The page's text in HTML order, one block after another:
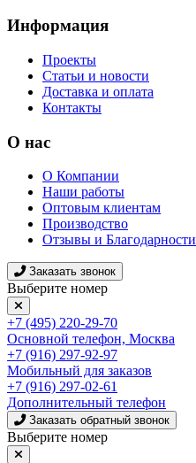
Информация
Проекты
Статьи и новости
Доставка и оплата
Контакты
О нас
О Компании
Наши работы
Оптовым клиентам
Производство
Отзывы и Благодарности
Заказать звонок
Выберите номер
+7 (495) 220-29-70
Основной телефон, Москва
+7 (916) 297-92-97
Мобильный для заказов
+7 (916) 297-02-61
Дополнительный телефон
Заказать обратный звонок
Выберите номер